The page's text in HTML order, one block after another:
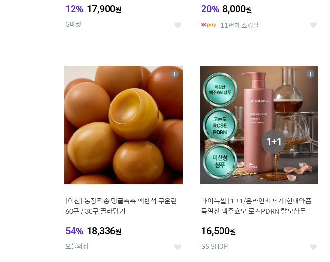
12% 17,900원
G마켓 좋
20% 8,000원
11번가 쇼킹딜 좋
13
[이천] 농장직송 탱글촉촉 맥반석 구운란
60구 / 30구 골라담기
54% 18,336원
오늘의집 좋
상
세
14
마이녹셀 [1 +1/온라인최저가]현대약품
독일산 맥주효모 로즈PDRN 탈모샴푸 대
16,500원
GS SHOP 좋
상